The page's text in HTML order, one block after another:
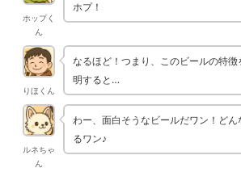
ホップく
ん
ホプ！
りほくん
なるほど！つまり、このビールの特
明すると…
ルネちゃ
ん
わー、面白そうなビールだワン！どん
るワン♪